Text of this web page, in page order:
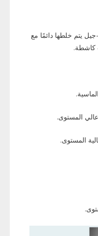
يتم خلطها دائمًا مع
كاشطة.